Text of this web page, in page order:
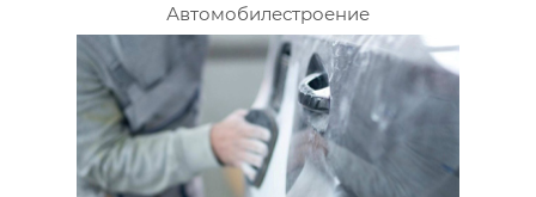
Автомобилестроение